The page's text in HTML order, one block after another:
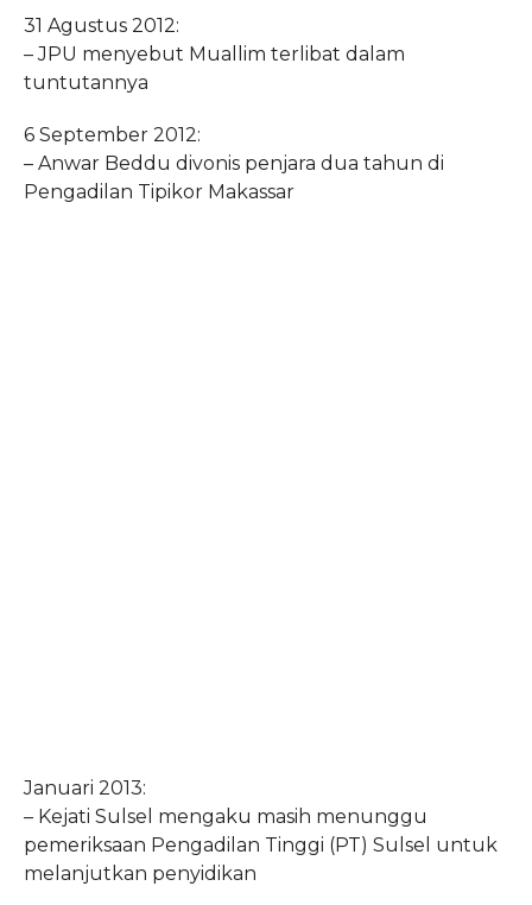
31 Agustus 2012:
– JPU menyebut Muallim terlibat dalam
tuntutannya
6 September 2012:
– Anwar Beddu divonis penjara dua tahun di
Pengadilan Tipikor Makassar
Januari 2013:
– Kejati Sulsel mengaku masih menunggu
pemeriksaan Pengadilan Tinggi (PT) Sulsel untuk
melanjutkan penyidikan